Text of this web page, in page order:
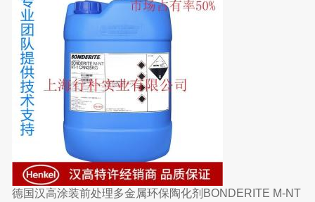
德国汉高涂装前处理多金属环保陶化剂BONDERITE M-NT